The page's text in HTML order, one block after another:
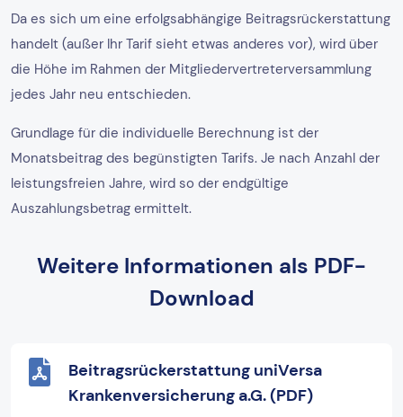
Da es sich um eine erfolgsabhängige Beitragsrückerstattung
handelt (außer Ihr Tarif sieht etwas anderes vor), wird über
die Höhe im Rahmen der Mitgliedervertreterversammlung
jedes Jahr neu entschieden.
Grundlage für die individuelle Berechnung ist der
Monatsbeitrag des begünstigten Tarifs. Je nach Anzahl der
leistungsfreien Jahre, wird so der endgültige
Auszahlungsbetrag ermittelt.
Weitere Informationen als PDF-
Download
Beitragsrückerstattung uniVersa
Krankenversicherung a.G. (PDF)